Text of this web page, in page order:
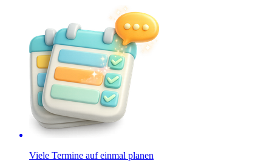
Viele Termine auf einmal planen